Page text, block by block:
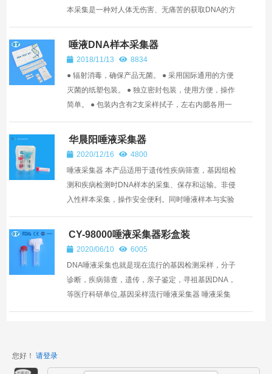
本采集是一种对人体无伤害、无痛苦的获取DNA的方
因而能最大限...
唾液DNA样本采集器
2018/11/13
8834
● 辐射消毒，确保产品无菌。 ● 采用国际通用的方便
灭菌的纸塑包装。 ● 独立密封包装，使用方便，操作
简单。 ● 包装内含有2支采样拭子，左右内腮各用一
华晨阳唾液采集器
2020/12/16
4800
唾液采集器 本产品适用于遗传性疾病筛查，基因组检
测和疾病检测时DNA样本的采集、保存和运输。非侵
入性样本采集，操作安全便利。同时唾液样本与实验
移样本。 产...
CY-98000唾液采集器彩盒装
2020/06/10
6005
DNA唾液采集也就是现在流行的基因检测采样，分子
诊断，疾病筛查，遗传，亲子鉴定，寻祖基因DNA，
等医疗科研单位,基因采样流行唾液采集器 唾液采集
您好！ 请登录